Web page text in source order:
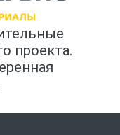
проекта.